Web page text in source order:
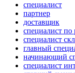
специалист
партнер
доставщик
специалист по
специалист
главный
начинающий
специалист